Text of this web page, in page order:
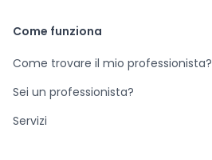
Come funziona
Come trovare il mio professionista?
Sei un professionista?
Servizi